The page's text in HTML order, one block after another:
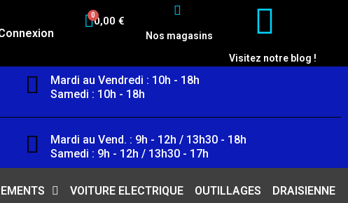
0,00 €
Nos magasins
Visitez notre blog !
Mardi au Vendredi : 10h - 18h
Samedi : 10h - 18h
Mardi au Vend. : 9h - 12h / 13h30 - 18h
Samedi : 9h - 12h / 13h30 - 17h
VOITURE ELECTRIQUE OUTILLAGES DRAISIENNE